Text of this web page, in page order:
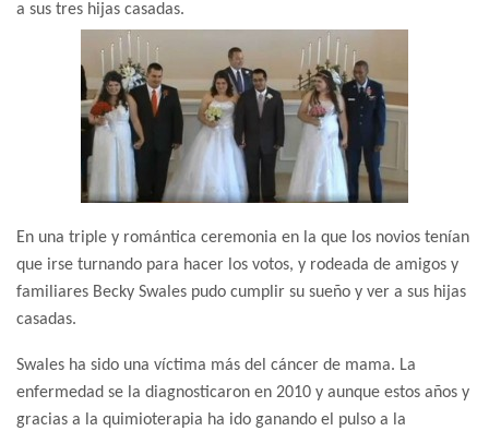
a sus tres hijas casadas.
En una triple y romántica ceremonia en la que los novios tenían
que irse turnando para hacer los votos, y rodeada de amigos y
familiares Becky Swales pudo cumplir su sueño y ver a sus hijas
casadas.
Swales ha sido una víctima más del cáncer de mama. La
enfermedad se la diagnosticaron en 2010 y aunque estos años y
gracias a la quimioterapia ha ido ganando el pulso a la